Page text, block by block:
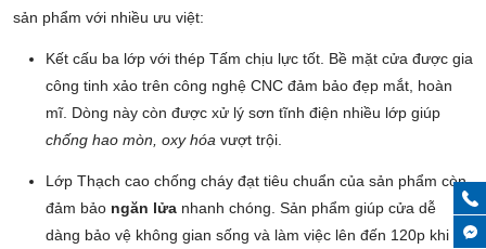
sản phẩm với nhiều ưu việt:
Kết cấu ba lớp với thép Tấm chịu lực tốt. Bề mặt cửa được gia
công tinh xảo trên công nghệ CNC đảm bảo đẹp mắt, hoàn
mĩ. Dòng này còn được xử lý sơn tĩnh điện nhiều lớp giúp
chống hao mòn, oxy hóa vượt trội.
Lớp Thạch cao chống cháy đạt tiêu chuẩn của sản phẩm còn
đảm bảo ngăn lửa nhanh chóng. Sản phẩm giúp cửa dễ
dàng bảo vệ không gian sống và làm việc lên đến 120p khi có